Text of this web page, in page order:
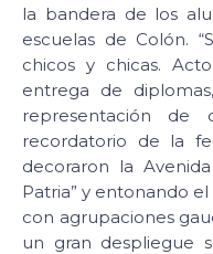
la bandera de los
escuelas de Colón.
chicos y chicas.
entrega de
representación de
recordatorio de la
decoraron la
Patria” y entonando
con agrupaciones
un gran despliegue